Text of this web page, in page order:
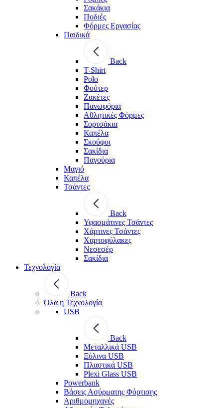
Σακάκια
Ποδιές
Φόρμες Εργασίας
Παιδικά
Back
T-Shirt
Polo
Φούτερ
Ζακέτες
Πανωφόρια
Αθλητικές Φόρμες
Σορτσάκια
Καπέλα
Σκούφοι
Σακίδια
Παγούρια
Μαγιό
Καπέλα
Τσάντες
Back
Υφασμάτινες Τσάντες
Χάρτινες Τσάντες
Χαρτοφύλακες
Νεσεσέρ
Σακίδια
Τεχνολογία
Back
Όλα η Τεχνολογία
USB
Back
Μεταλλικά USB
Ξύλινα USB
Πλαστικά USB
Plexi Glass USB
Powerbank
Βάσεις Ασύρματης Φόρτισης
Αριθμομηχανές